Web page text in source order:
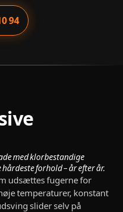
94
med klorbestandige
forhold – år efter år.
udsættes fugerne for
temperaturer, konstant
slider selv på